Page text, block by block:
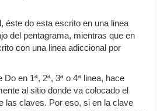
éste do esta escrito en una linea
del pentagrama, mientras que en
con una linea adiccional por
en 1ª, 2ª, 3ª o 4ª linea, hace
al sitio donde va colocado el
las claves. Por eso, si en la clave